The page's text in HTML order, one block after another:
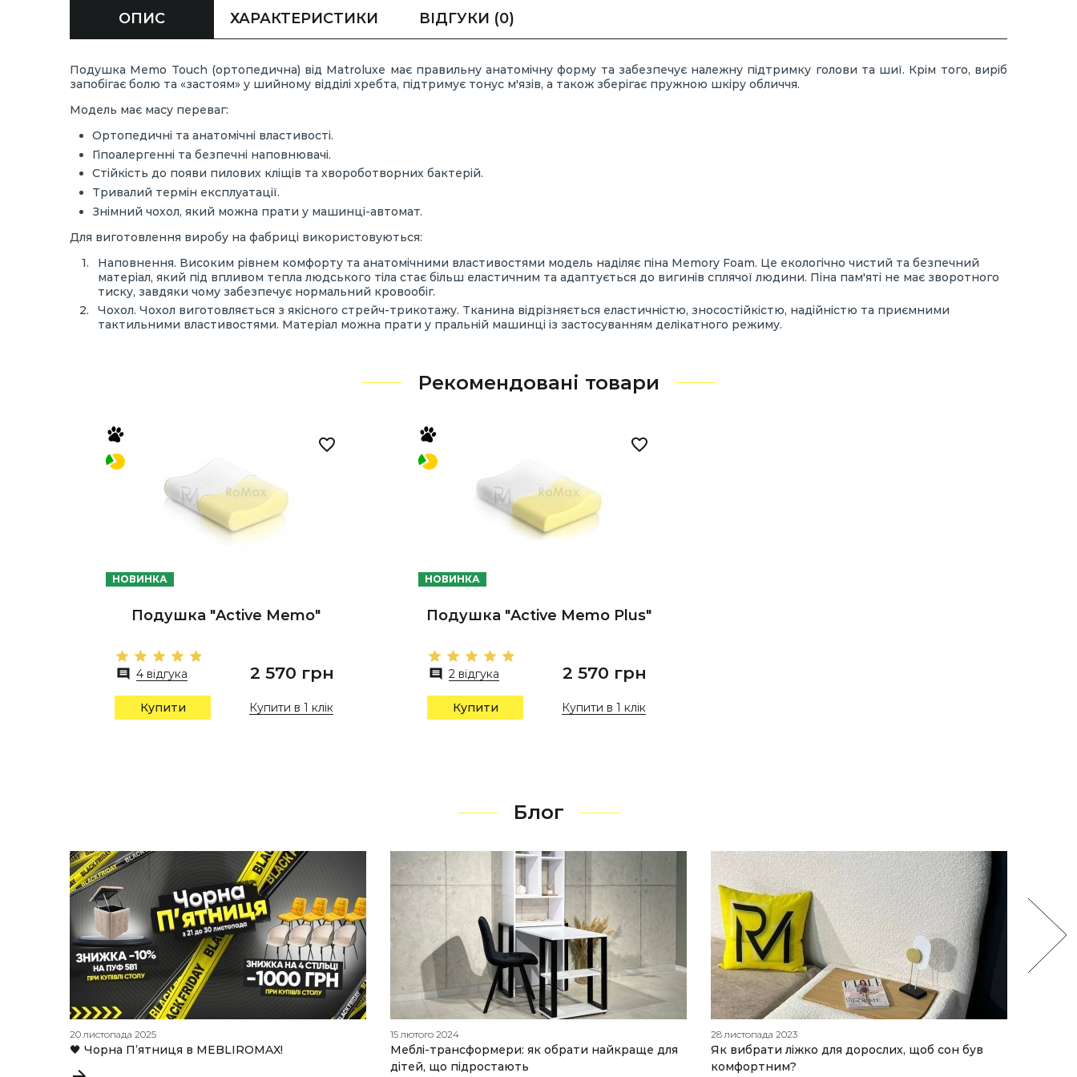
ОПИС ХАРАКТЕРИСТИКИ ВІДГУКИ (0)
Подушка Memo Touch (ортопедична) від Matroluxe має правильну анатомічну форму та забезпечує належну підтримку голови та шиї. Крім того, виріб
запобігає болю та «застоям» у шийному відділі хребта, підтримує тонус м'язів, а також зберігає пружною шкіру обличчя.
Модель має масу переваг:
Ортопедичні та анатомічні властивості.
Гіпоалергенні та безпечні наповнювачі.
Стійкість до появи пилових кліщів та хвороботворних бактерій.
Тривалий термін експлуатації.
Знімний чохол, який можна прати у машинці-автомат.
Для виготовлення виробу на фабриці використовуються:
Наповнення. Високим рівнем комфорту та анатомічними властивостями модель наділяє піна Memory Foam. Це екологічно чистий та безпечний
матеріал, який під впливом тепла людського тіла стає більш еластичним та адаптується до вигинів сплячої людини. Піна пам'яті не має зворотного
тиску, завдяки чому забезпечує нормальний кровообіг.
Чохол. Чохол виготовляється з якісного стрейч-трикотажу. Тканина відрізняється еластичністю, зносостійкістю, надійністю та приємними
тактильними властивостями. Матеріал можна прати у пральній машинці із застосуванням делікатного режиму.
Рекомендовані товари
НОВИНКА
Подушка "Active Memo"
4 відгука 2 570 грн
Купити Купити в 1 клік
НОВИНКА
Подушка "Active Memo Plus"
2 відгука 2 570 грн
Купити Купити в 1 клік
Блог
20 листопада 2025
🖤 Чорна П’ятниця в MEBLIROMAX!
15 лютого 2024
Меблі-трансформери: як обрати найкраще для
дітей, що підростають
28 листопада 2023
Як вибрати ліжко для дорослих, щоб сон був
комфортним?